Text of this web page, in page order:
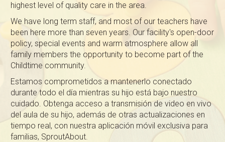
highest level of quality care in the area.
We have long term staff, and most of our teachers have
been here more than seven years. Our facility's open-door
policy, special events and warm atmosphere allow all
family members the opportunity to become part of the
Childtime community.
Estamos comprometidos a mantenerlo conectado
durante todo el día mientras su hijo está bajo nuestro
cuidado. Obtenga acceso a transmisión de video en vivo
del aula de su hijo, además de otras actualizaciones en
tiempo real, con nuestra aplicación móvil exclusiva para
familias, SproutAbout.